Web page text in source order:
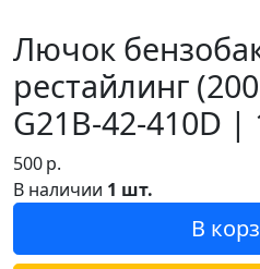
Лючок
рестайлинг
G21B-42-410D |
500р.
В наличии 1 шт.
В